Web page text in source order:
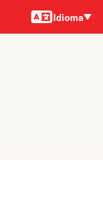
Idiomas
Idioma